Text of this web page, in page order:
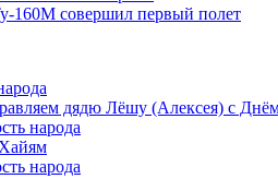
160М совершил первый полет
дядю Лёшу (Алексея) с
народа
народа